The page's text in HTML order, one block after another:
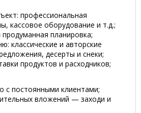
профессиональная
кассовое оборудование и т.д.;
планировка;
классические и авторские
десерты и снеки;
продуктов и расходников;
с постоянными клиентами;
вложений — заходи и